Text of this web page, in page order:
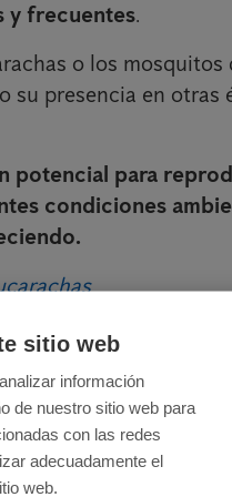
y frecuentes.
o los mosquitos
su presencia en otras
potencial para
condiciones
al asentamiento
más cálido y
insectos,se ve muy
su llegada a la
debido, en parte, a
global es el factor
sitio web
información
de nuestro sitio web para
con las redes
adecuadamente el
web.